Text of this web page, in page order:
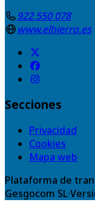
922 550 078
www.elhierro.es
Secciones
Privacidad
Cookies
Mapa web
Plataforma de
Gesgocom SL·